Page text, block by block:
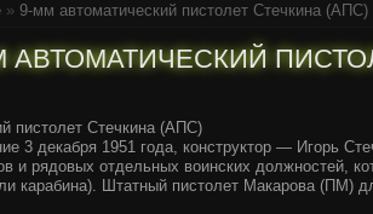
» 9-мм автоматический пистолет Стечкина (АПС)
АВТОМАТИЧЕСКИЙ
пистолет Стечкина (АПС)
3 декабря 1951 года, конструктор — Игорь
и рядовых отдельных воинских должностей,
карабина). Штатный пистолет Макарова (ПМ)